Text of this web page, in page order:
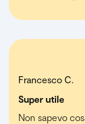
Francesco C.
Super utile
Non sapevo